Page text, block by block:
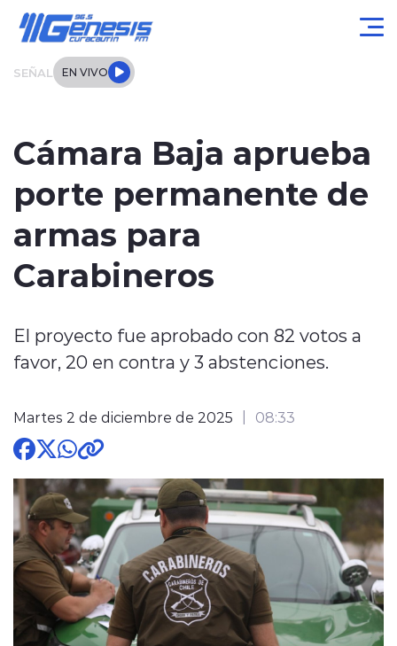
SEÑAL EN VIVO
Regional
Tendencias
Entrevistas
modo claro
Cámara Baja aprueba
porte permanente de
armas para
Carabineros
El proyecto fue aprobado con 82 votos a
favor, 20 en contra y 3 abstenciones.
Martes 2 de diciembre de 2025 08:33